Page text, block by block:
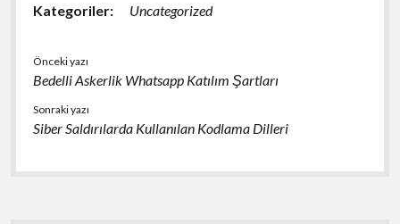
Kategoriler: Uncategorized
Önceki yazı
Bedelli Askerlik Whatsapp Katılım Şartları
Sonraki yazı
Siber Saldırılarda Kullanılan Kodlama Dilleri